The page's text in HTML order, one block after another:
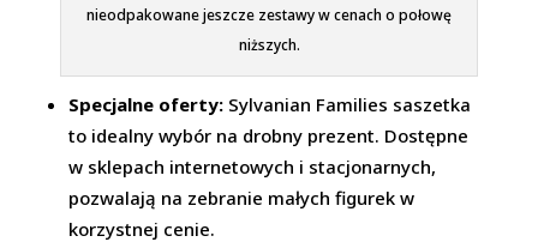
nieodpakowane jeszcze zestawy w cenach o połowę
niższych.
Specjalne oferty: Sylvanian Families saszetka
to idealny wybór na drobny prezent. Dostępne
w sklepach internetowych i stacjonarnych,
pozwalają na zebranie małych figurek w
korzystnej cenie.